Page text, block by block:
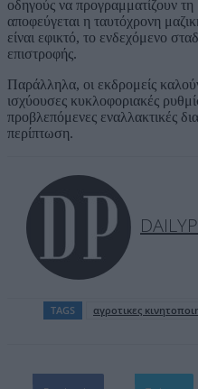
οδηγούς να προγραμματίζουν
αποφεύγεται η ταυτόχρονη
είναι εφικτό, το ενδεχόμενο
επιστροφής.
Παράλληλα, οι εκδρομείς
ισχύουσες κυκλοφοριακές
προβλεπόμενες εναλλακτικές
περίπτωση.
TAGS αγροτικες